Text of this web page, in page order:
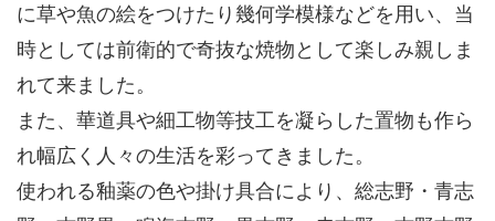
に草や魚の絵をつけたり幾何学模様などを用い、当
時としては前衛的で奇抜な焼物として楽しみ親しま
れて来ました。
また、華道具や細工物等技工を凝らした置物も作ら
れ幅広く人々の生活を彩ってきました。
使われる釉薬の色や掛け具合により、総志野・青志